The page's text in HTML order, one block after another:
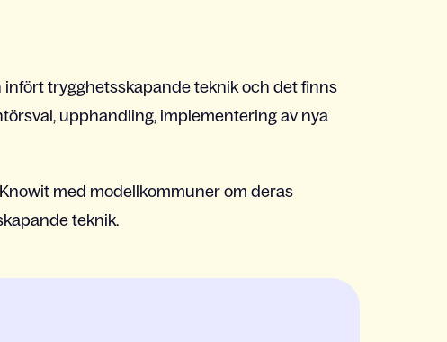
infört trygghetsskapande teknik och det finns
upphandling, implementering av nya
med modellkommuner om deras
teknik.